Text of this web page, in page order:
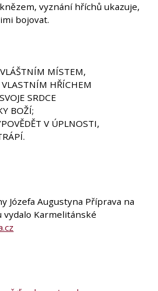
vyznání hříchů ukazuje,
bojovat.
MÍSTEM,
VLASTNÍM HŘÍCHEM
SRDCE
BOŽÍ;
V ÚPLNOSTI,
Józefa Augustyna Příprava na
Karmelitánské